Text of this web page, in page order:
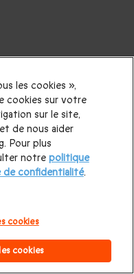
les cookies »,
cookies sur votre
sur le site,
de nous aider
Pour plus
notre politique
de confidentialité.
cookies
cookies